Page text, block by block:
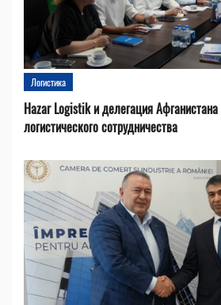
Логистика
Hazar Logistik и делегация
логистического сотрудничества